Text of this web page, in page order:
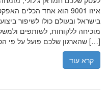
איזו 9001 הוא אחד
בישראל ובעולם כולו לשיפור
שהארגון שלכם פועל על פי הסטנדרטים […]
קרא עוד